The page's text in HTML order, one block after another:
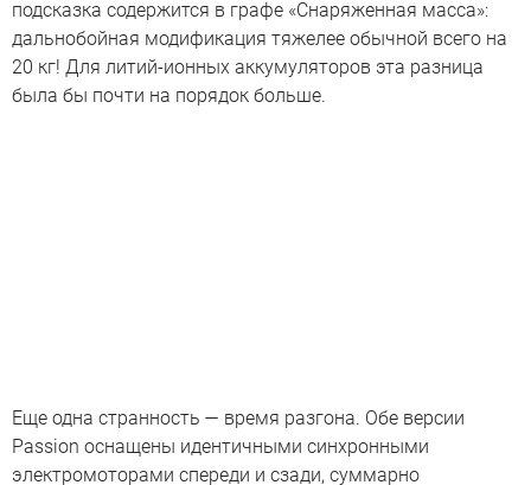
подсказка содержится в графе «Снаряженная масса»:
дальнобойная модификация тяжелее обычной всего на
20 кг! Для литий-ионных аккумуляторов эта разница
была бы почти на порядок больше.
Еще одна странность — время разгона. Обе версии
Passion оснащены идентичными синхронными
электромоторами спереди и сзади, суммарно